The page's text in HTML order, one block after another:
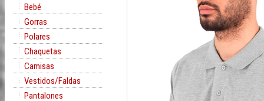
Bebé
Gorras
Polares
Chaquetas
Camisas
Vestidos/Faldas
Pantalones